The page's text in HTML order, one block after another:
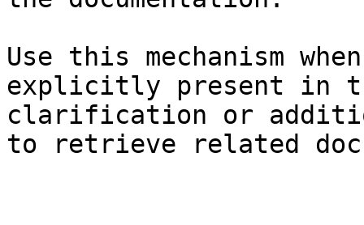
Use this mechanism
explicitly present in
clarification or